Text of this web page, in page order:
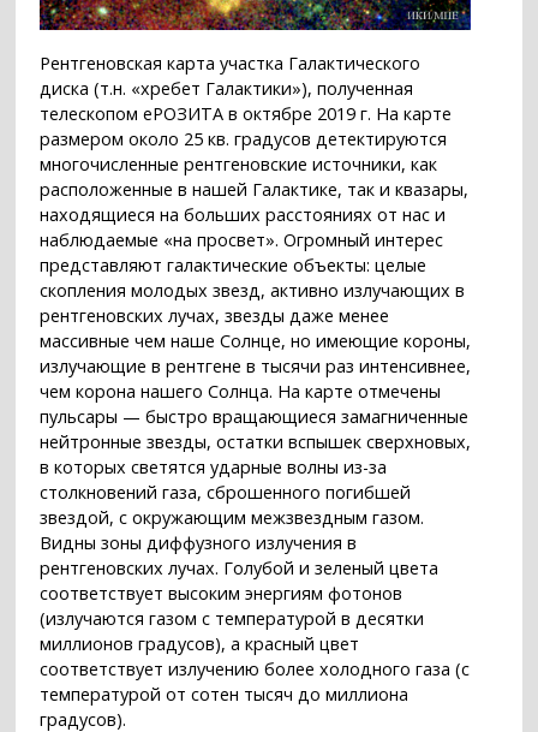
Рентгеновская карта участка Галактического
диска (т.н. «хребет Галактики»), полученная
телескопом еРОЗИТА в октябре 2019 г. На карте
размером около 25 кв. градусов детектируются
многочисленные рентгеновские источники, как
расположенные в нашей Галактике, так и квазары,
находящиеся на больших расстояниях от нас и
наблюдаемые «на просвет». Огромный интерес
представляют галактические объекты: целые
скопления молодых звезд, активно излучающих в
рентгеновских лучах, звезды даже менее
массивные чем наше Солнце, но имеющие короны,
излучающие в рентгене в тысячи раз интенсивнее,
чем корона нашего Солнца. На карте отмечены
пульсары — быстро вращающиеся замагниченные
нейтронные звезды, остатки вспышек сверхновых,
в которых светятся ударные волны из-за
столкновений газа, сброшенного погибшей
звездой, с окружающим межзвездным газом.
Видны зоны диффузного излучения в
рентгеновских лучах. Голубой и зеленый цвета
соответствует высоким энергиям фотонов
(излучаются газом с температурой в десятки
миллионов градусов), а красный цвет
соответствует излучению более холодного газа (с
температурой от сотен тысяч до миллиона
градусов).